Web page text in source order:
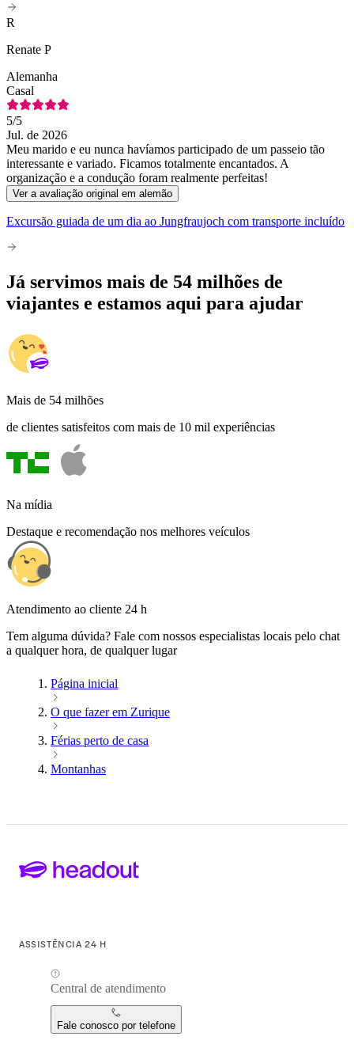
R
Renate P
Alemanha
Casal
5/5
Jul. de 2026
Meu marido e eu nunca havíamos participado de um passeio tão
interessante e variado. Ficamos totalmente encantados. A
organização e a condução foram realmente perfeitas!
Ver a avaliação original em alemão
Excursão guiada de um dia ao Jungfraujoch com transporte incluído
Já servimos mais de 54 milhões de
viajantes e estamos aqui para ajudar
Mais de 54 milhões
de clientes satisfeitos com mais de 10 mil experiências
Na mídia
Destaque e recomendação nos melhores veículos
Atendimento ao cliente 24 h
Tem alguma dúvida? Fale com nossos especialistas locais pelo chat
a qualquer hora, de qualquer lugar
Página inicial
O que fazer em Zurique
Férias perto de casa
Montanhas
ASSISTÊNCIA 24 H
Central de atendimento
Fale conosco por telefone